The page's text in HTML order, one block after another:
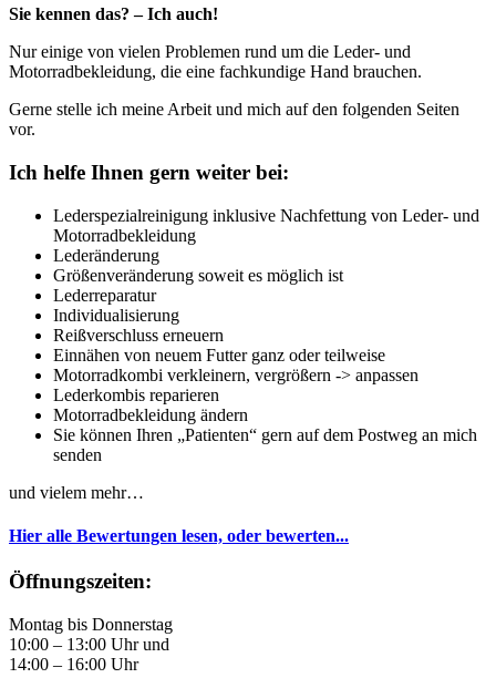
Sie kennen das? – Ich auch!
Nur einige von vielen Problemen rund um die Leder- und
Motorradbekleidung, die eine fachkundige Hand brauchen.
Gerne stelle ich meine Arbeit und mich auf den folgenden Seiten
vor.
Ich helfe Ihnen gern weiter bei:
Lederspezialreinigung inklusive Nachfettung von Leder- und
Motorradbekleidung
Lederänderung
Größenveränderung soweit es möglich ist
Lederreparatur
Individualisierung
Reißverschluss erneuern
Einnähen von neuem Futter ganz oder teilweise
Motorradkombi verkleinern, vergrößern -> anpassen
Lederkombis reparieren
Motorradbekleidung ändern
Sie können Ihren „Patienten“ gern auf dem Postweg an mich
senden
und vielem mehr…
Hier alle Bewertungen lesen, oder bewerten...
Öffnungszeiten:
Montag bis Donnerstag
10:00 – 13:00 Uhr und
14:00 – 16:00 Uhr